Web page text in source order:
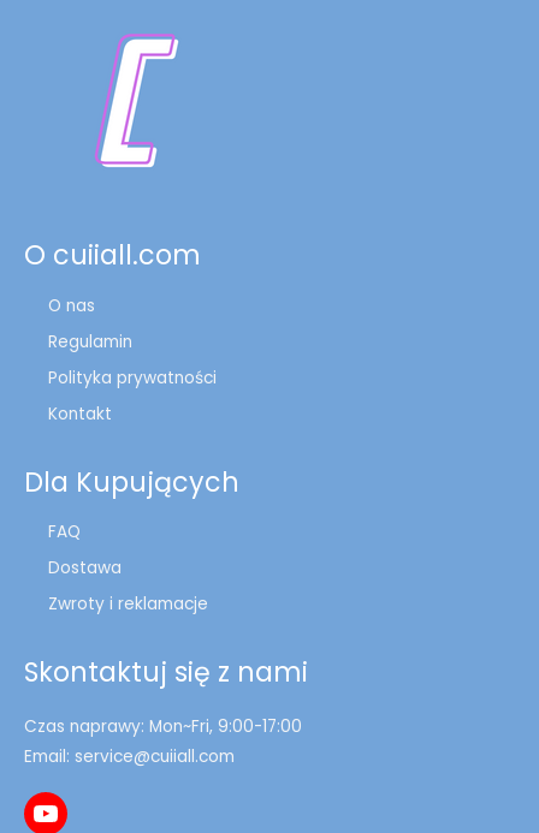
O cuiiall.com
O nas
Regulamin
Polityka prywatności
Kontakt
Dla Kupujących
FAQ
Dostawa
Zwroty i reklamacje
Skontaktuj się z nami
Czas naprawy: Mon~Fri, 9:00-17:00
Email: service@cuiiall.com
YouTube